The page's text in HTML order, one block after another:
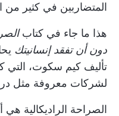
المتضاربين في كثير من
هذا ما جاء في كتاب
دون أن تفقد إنسانيتك
تأليف كيم سكوت، التي
لشركات معروفة مثل
الصراحة الراديكالية